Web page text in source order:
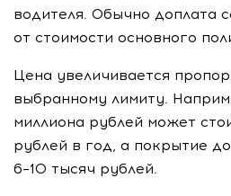
водителя. Обычно доплата
от стоимости основного
Цена увеличивается
выбранному лимиту.
миллиона рублей может
рублей в год, а покрытие
6–10 тысяч рублей.